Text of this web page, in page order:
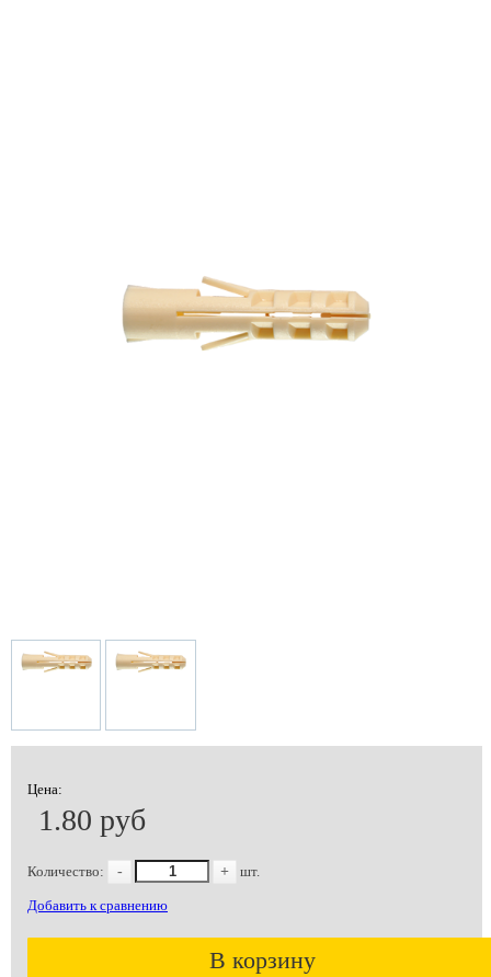
Цена:
1.80 руб
Количество: - + шт.
Добавить к сравнению
В корзину